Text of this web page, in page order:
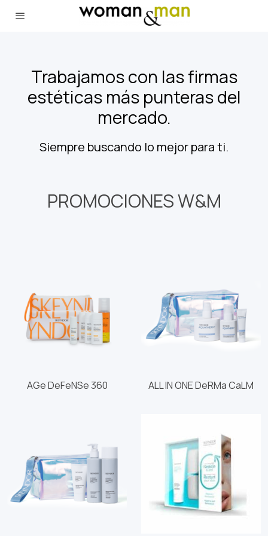
Trabajamos con las firmas
estéticas más punteras del
mercado.
Siempre buscando lo mejor para ti.
PROMOCIONES W&M
AGe DeFeNSe 360 ALL IN ONE DeRMa CaLM